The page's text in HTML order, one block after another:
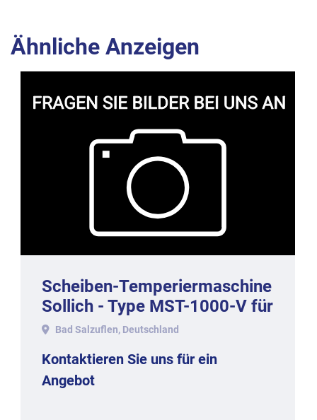
Ähnliche Anzeigen
Scheiben-Temperiermaschine
Sollich - Type MST-1000-V für
1000 kg/h
Bad Salzuflen, Deutschland
Kontaktieren Sie uns für ein
Angebot